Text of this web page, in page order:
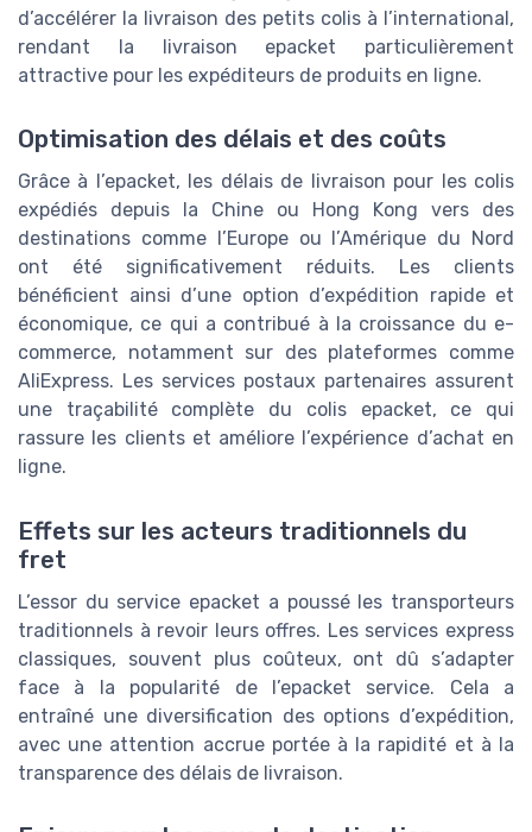
d’accélérer la livraison des petits colis à l’international,
rendant la livraison epacket particulièrement
attractive pour les expéditeurs de produits en ligne.
Optimisation des délais et des coûts
Grâce à l’epacket, les délais de livraison pour les colis
expédiés depuis la Chine ou Hong Kong vers des
destinations comme l’Europe ou l’Amérique du Nord
ont été significativement réduits. Les clients
bénéficient ainsi d’une option d’expédition rapide et
économique, ce qui a contribué à la croissance du e-
commerce, notamment sur des plateformes comme
AliExpress. Les services postaux partenaires assurent
une traçabilité complète du colis epacket, ce qui
rassure les clients et améliore l’expérience d’achat en
ligne.
Effets sur les acteurs traditionnels du
fret
L’essor du service epacket a poussé les transporteurs
traditionnels à revoir leurs offres. Les services express
classiques, souvent plus coûteux, ont dû s’adapter
face à la popularité de l’epacket service. Cela a
entraîné une diversification des options d’expédition,
avec une attention accrue portée à la rapidité et à la
transparence des délais de livraison.